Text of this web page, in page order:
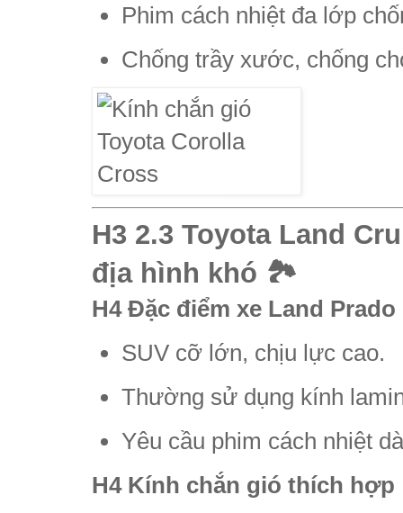
Phim cách nhiệt đa lớp
Chống trầy xước, chống
H3 2.3 Toyota Land
địa hình khó 🏞️
H4 Đặc điểm xe Land Prado
SUV cỡ lớn, chịu lực cao.
Thường sử dụng kính
Yêu cầu phim cách nhiệt
H4 Kính chắn gió thích hợp